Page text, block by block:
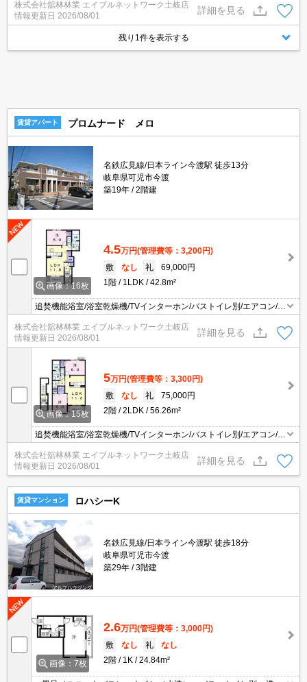
洗面台/温水洗浄便座/IHヒーター/ダブルロックキー/床下収納/物置/シ
ューズボックス/24時間換気/複層ガラス/専用ゴミ置き場/室内物干し/
角住戸/南向き/シャッター/サンルーム
株式会社舘林林業 エイブルネットワーク土岐店
情報更新日 2026/08/01
詳細を見る
残り1件を表示する
賃貸アパート プロムナード メロ
名鉄広見線/日本ライン今渡駅 徒歩13分
岐阜県可児市今渡
築19年
2階建
画像：16枚
4.5万円(管理費等：3,200円)
敷
なし 礼
69,000円
1階
1LDK 42.8m²
追焚機能浴室/浴室乾燥機/TVインターホン/バストイレ別/エアコン/シ
ャワー付洗面台/温水洗浄便座/対面式キッチン/プロパンガス/床下収
納/シューズボックス/フローリング/クロゼット/洗濯機置場（室内）/
洗面所独立/バルコニー/セキュリティキー/24時間管理
株式会社舘林林業 エイブルネットワーク土岐店
情報更新日 2026/08/01
詳細を見る
画像：15枚
5万円(管理費等：3,300円)
敷
なし 礼
75,000円
2階
2LDK 56.26m²
追焚機能浴室/浴室乾燥機/TVインターホン/バストイレ別/エアコン/シ
ャワー付洗面台/温水洗浄便座/対面式キッチン/プロパンガス/シュー
ズボックス/フローリング/クロゼット/洗濯機置場（室内）/洗面所独
立/バルコニー/最上階/2階以上/セキュリティキー/24時間管理/敷金不
要/保証人不要/敷金ゼロプラン利用可
株式会社舘林林業 エイブルネットワーク土岐店
情報更新日 2026/08/01
詳細を見る
賃貸マンション ロハシーK
名鉄広見線/日本ライン今渡駅 徒歩18分
岐阜県可児市今渡
築29年
3階建
画像：7枚
2.6万円(管理費等：3,000円)
敷
なし 礼
なし
2階
1K 24.84m²